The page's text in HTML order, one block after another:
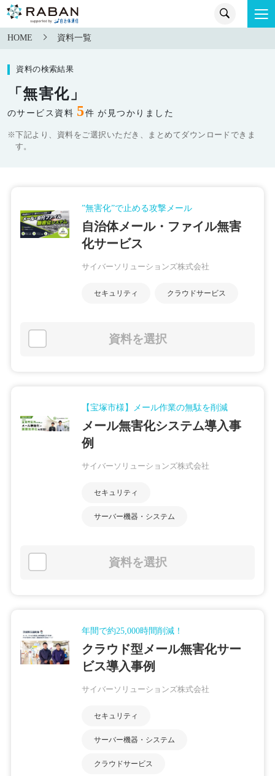
HOME 資料一覧
資料の検索結果
「無害化」
のサービス資料 5件 が見つかりました
※下記より、資料をご選択いただき、まとめてダウンロードできま
す。
”無害化”で止める攻撃メール
自治体メール・ファイル無害
化サービス
サイバーソリューションズ株式会社
セキュリティ クラウドサービス
資料を選択
【宝塚市様】メール作業の無駄を削減
メール無害化システム導入事
例
サイバーソリューションズ株式会社
セキュリティ
サーバー機器・システム
資料を選択
年間で約25,000時間削減！
クラウド型メール無害化サー
ビス導入事例
サイバーソリューションズ株式会社
セキュリティ
サーバー機器・システム
クラウドサービス